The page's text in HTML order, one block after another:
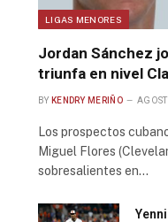
LIGAS MENORES
Jordan Sánchez
triunfa en nivel
BY KENDRY MERIÑO
Los prospectos
Miguel Flores
sobresalientes en…